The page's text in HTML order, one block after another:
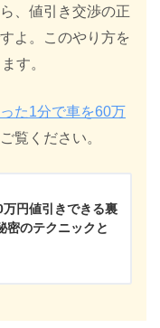
、値引き交渉の正
よ。このやり方を
す。
た1分で車を60万
覧ください。
円値引きできる裏
密のテクニックと